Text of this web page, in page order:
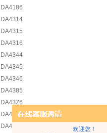
欢迎您！